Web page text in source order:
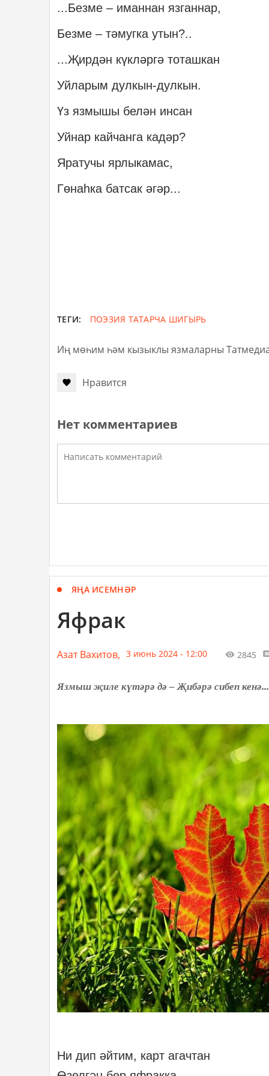
...Безме – иманнан язганнар,
Безме – тәмугка утын?..
...Җирдән күкләргә тоташкан
Уйларым дулкын-дулкын.
Үз язмышы белән инсан
Уйнар кайчанга кадәр?
Яратучы ярлыкамас,
Гөнаһка батсак әгәр...
ТЕГИ: ПОЭЗИЯ ТАТАРЧА ШИГЫРЬ
Иң мөһим һәм кызыклы язмаларны
Нравится
Нет комментариев
ЯҢА ИСЕМНӘР
Яфрак
Азат Вахитов, 3 июнь 2024 - 12:00 2845
Язмыш җиле күтәрә дә – Җибәрә сибеп кенә...
Ни дип әйтим, карт агачтан